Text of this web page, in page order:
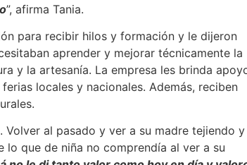
”, afirma Tania.
para recibir hilos y formación y le dijeron
aprender y mejorar técnicamente la
y la artesanía. La empresa les brinda
locales y nacionales. Además, reciben
Volver al pasado y ver a su madre tejiendo y
lo que de niña no comprendía al ver a su